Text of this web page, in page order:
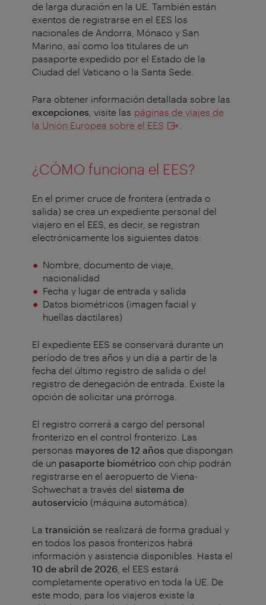
de larga duración en la UE. También están
exentos de registrarse en el EES los
nacionales de Andorra, Mónaco y San
Marino, así como los titulares de un
pasaporte expedido por el Estado de la
Ciudad del Vaticano o la Santa Sede.
Para obtener información detallada sobre las
excepciones , visite las páginas de viajes de
la Unión Europea sobre el EES
¿CÓMO funciona el EES?
En el primer cruce de frontera (entrada o
salida) se crea un expediente personal del
viajero en el EES, es decir, se registran
electrónicamente los siguientes datos:
Nombre, documento de viaje,
nacionalidad
Fecha y lugar de entrada y salida
Datos biométricos (imagen facial y
huellas dactilares)
El expediente EES se conservará durante un
período de tres años y un día a partir de la
fecha del último registro de salida o del
registro de denegación de entrada. Existe la
opción de solicitar una prórroga.
El registro correrá a cargo del personal
fronterizo en el control fronterizo. Las
personas mayores de 12 años que dispongan
de un pasaporte biométrico con chip podrán
registrarse en el aeropuerto de Viena-
Schwechat a través del sistema de
autoservicio (máquina automática).
La transición se realizará de forma gradual y
en todos los pasos fronterizos habrá
información y asistencia disponibles. Hasta el
10 de abril de 2026 , el EES estará
completamente operativo en toda la UE. De
este modo, para los viajeros existe la